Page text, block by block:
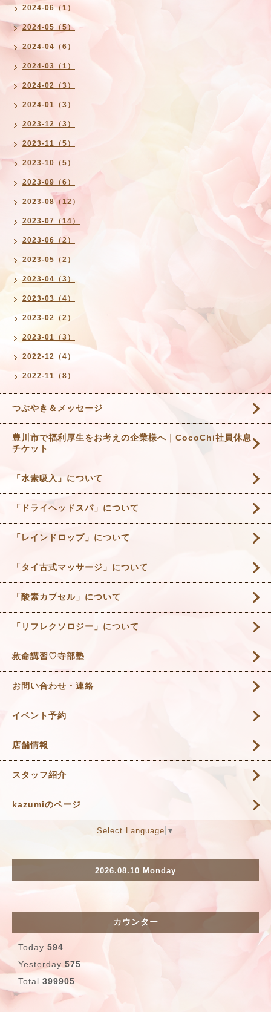
2024-06（1）
2024-05（5）
2024-04（6）
2024-03（1）
2024-02（3）
2024-01（3）
2023-12（3）
2023-11（5）
2023-10（5）
2023-09（6）
2023-08（12）
2023-07（14）
2023-06（2）
2023-05（2）
2023-04（3）
2023-03（4）
2023-02（2）
2023-01（3）
2022-12（4）
2022-11（8）
つぶやき＆メッセージ
豊川市で福利厚生をお考えの企業様へ｜CocoChi社員休息
チケット
「水素吸入」について
「ドライヘッドスパ」について
「レインドロップ」について
「タイ古式マッサージ」について
「酸素カプセル」について
「リフレクソロジー」について
救命講習♡寺部塾
お問い合わせ・連絡
イベント予約
店舗情報
スタッフ紹介
kazumiのページ
Select Language ▼
2026.08.10 Monday
カウンター
Today 594
Yesterday 575
Total 399905